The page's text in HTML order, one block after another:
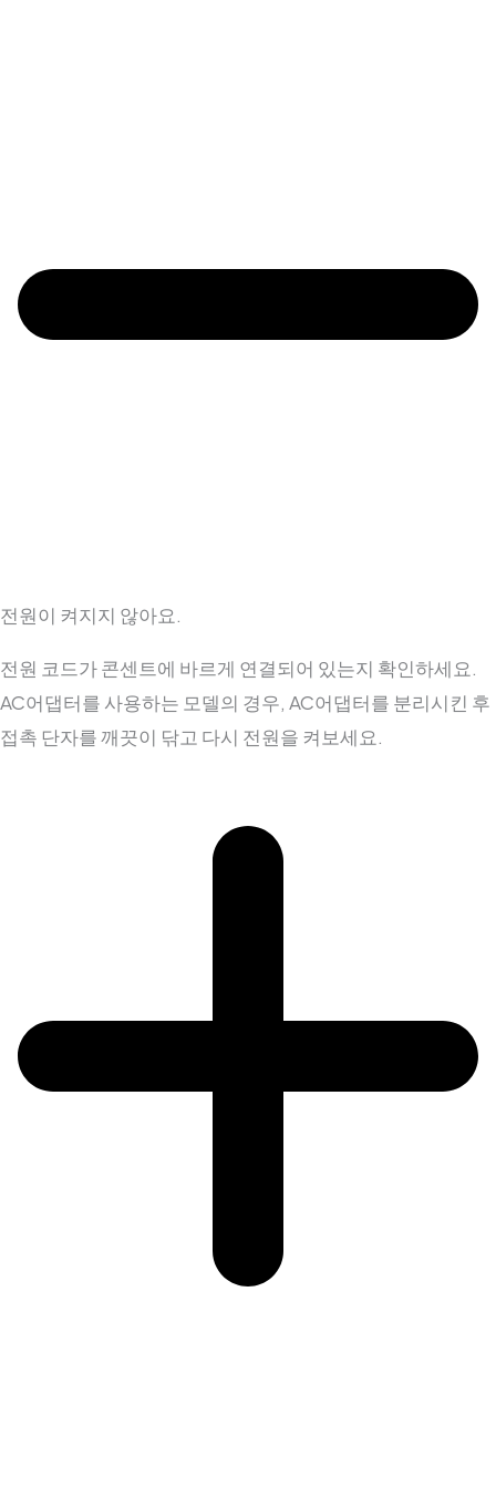
전원이 켜지지 않아요.
전원 코드가 콘센트에 바르게 연결되어 있는지 확인하세요.
AC어댑터를 사용하는 모델의 경우, AC어댑터를 분리시킨 후
접촉 단자를 깨끗이 닦고 다시 전원을 켜보세요.